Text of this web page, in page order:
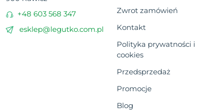
+48 603 568 347
esklep@legutko.com.pl
Zwrot zamówień
Kontakt
Polityka prywatności i
cookies
Przedsprzedaż
Promocje
Blog